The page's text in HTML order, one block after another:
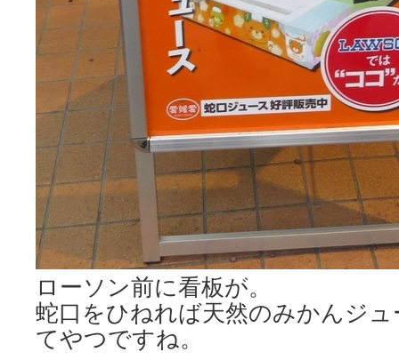
ローソン前に看板が。
蛇口をひねれば天然のみかんジ
てやつですね。